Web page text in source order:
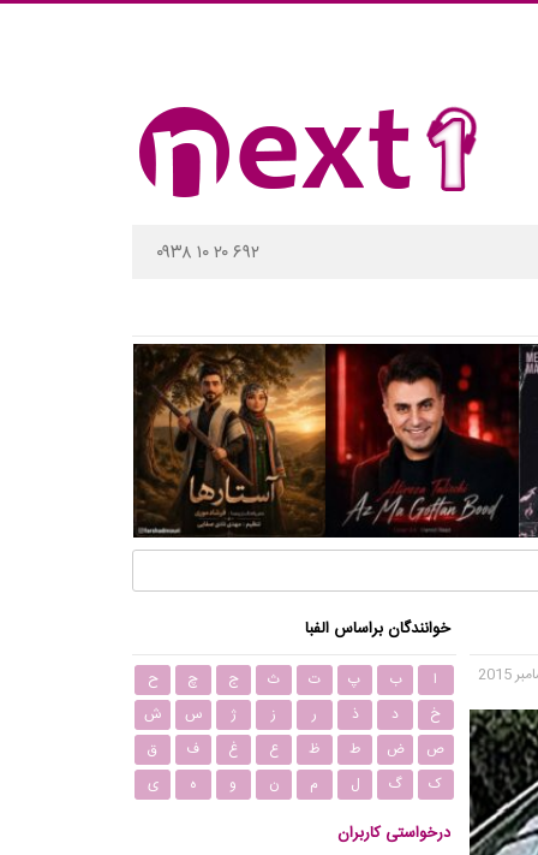
۰۹۳۸ ۱۰ ۲۰ ۶۹۲
خوانندگان براساس الفبا
ا ب پ ت ث ج چ
ح
خ
د ذ ر ز ژ س
ش
ص
ض ط ظ ع غ ف
ق
ک
گ ل م ن و ه ی
درخواستی کاربران